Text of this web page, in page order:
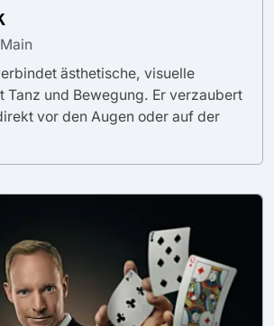
ästhetische, visuelle
Tanz und Bewegung. Er verzaubert
vor den Augen oder auf der